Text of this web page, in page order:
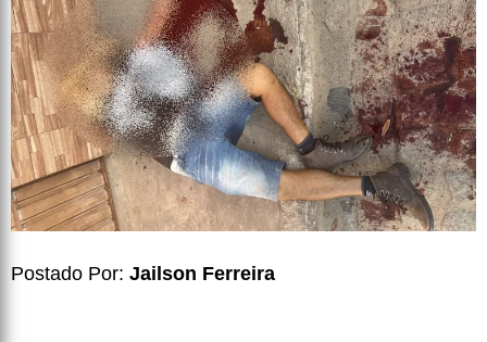
Postado Por: Jailson Ferreira